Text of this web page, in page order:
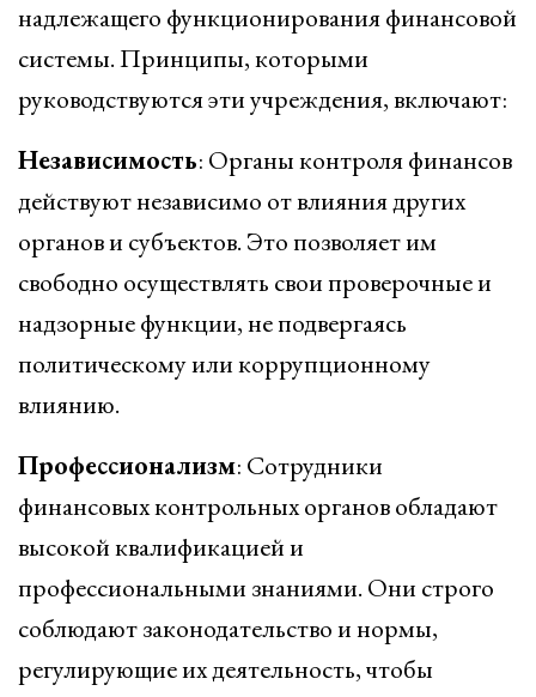
надлежащего функционирования финансовой
системы. Принципы, которыми
руководствуются эти учреждения, включают:
Независимость: Органы контроля финансов
действуют независимо от влияния других
органов и субъектов. Это позволяет им
свободно осуществлять свои проверочные и
надзорные функции, не подвергаясь
политическому или коррупционному
влиянию.
Профессионализм: Сотрудники
финансовых контрольных органов обладают
высокой квалификацией и
профессиональными знаниями. Они строго
соблюдают законодательство и нормы,
регулирующие их деятельность, чтобы